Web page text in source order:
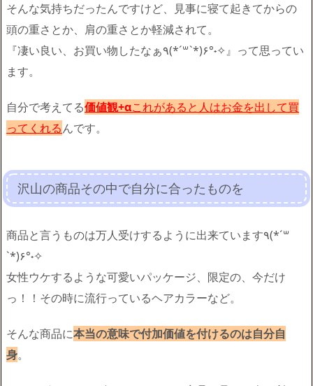
そんな気持ちだったんですけど、見事に寝て起きてからの
頭の重さとか、肩の重さとか軽減されて。
『凄い良い、お買い物したなぁ٩(*´꒳`*)۶°˖✧』って思ってい
ます。
自分で考えてる価値観+αこれがあると人はお金を出して買
ってくれるんです。
沢山の商品その中で自分に合ったものを
商品と言うものは万人受けするように出来ています٩(*´꒳
`*)۶°˖✧
女性ウケするような可愛いパッケージ、限定の、今だけ
っ！！その時に流行っているヘアカラーなど。
そんな商品に本当の意味で付加価値を付けるのは自分自
身。